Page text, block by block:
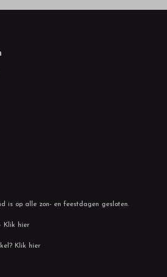
is op alle zon- en feestdagen gesloten.
Klik hier
Klik hier